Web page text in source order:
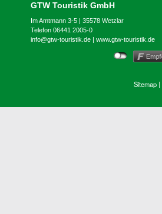
GTW Touristik GmbH
Im Amtmann 3-5 | 35578 Wetzlar
Telefon 06441 2005-0
info@gtw-touristik.de |www.gtw-touristik.de
Sitemap |